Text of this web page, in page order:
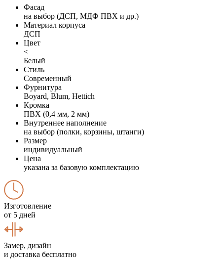
Фасад
на выбор (ДСП, МДФ ПВХ и др.)
Материал корпуса
ДСП
Цвет
<
Белый
Стиль
Современный
Фурнитура
Boyard, Blum, Hettich
Кромка
ПВХ (0,4 мм, 2 мм)
Внутреннее наполнение
на выбор (полки, корзины, штанги)
Размер
индивидуальный
Цена
указана за базовую комплектацию
Изготовление
от 5 дней
Замер, дизайн
и доставка бесплатно